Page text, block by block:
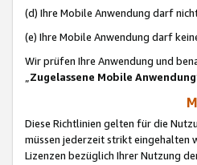
(d) Ihre Mobile Anwendung darf
(e) Ihre Mobile Anwendung darf
Wir prüfen Ihre Anwendung und
„Zugelassene Mobile Anwendung
Diese Richtlinien gelten für die
müssen jederzeit strikt eingehalten
Lizenzen bezüglich Ihrer Nutzung